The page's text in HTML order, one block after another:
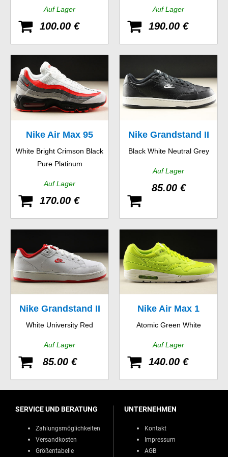
Auf Lager
100.00 €
Auf Lager
190.00 €
Nike Air Max 95
Essential
White Bright Crimson Black
Pure Platinum
Auf Lager
170.00 €
Nike Grandstand II
Black White Neutral Grey
Auf Lager
85.00 €
Nike Grandstand II
White University Red
Auf Lager
85.00 €
Nike Air Max 1
Atomic Green White
Auf Lager
140.00 €
SERVICE UND BERATUNG
Zahlungsmöglichkeiten
Versandkosten
Größentabelle
UNTERNEHMEN
Kontakt
Impressum
AGB